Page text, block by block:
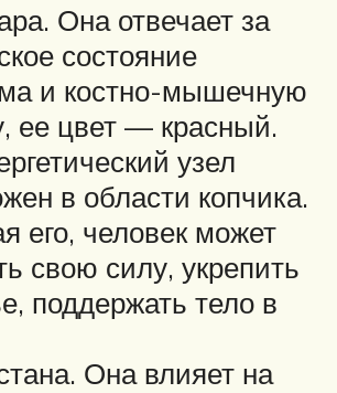
Она отвечает за
состояние
и костно-мышечную
ее цвет — красный.
узел
в области копчика.
его, человек может
свою силу, укрепить
поддержать тело в
Она влияет на